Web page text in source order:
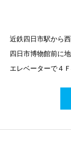
近鉄四日市駅から
四日市博物館前に
エレベーターで４